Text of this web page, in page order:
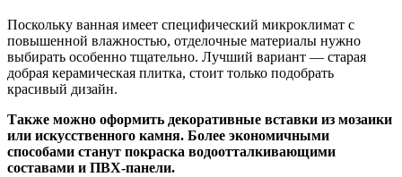
Поскольку ванная имеет специфический микроклимат с
повышенной влажностью, отделочные материалы нужно
выбирать особенно тщательно. Лучший вариант — старая
добрая керамическая плитка, стоит только подобрать
красивый дизайн.
Также можно оформить декоративные вставки из мозаики
или искусственного камня. Более экономичными
способами станут покраска водоотталкивающими
составами и ПВХ-панели.